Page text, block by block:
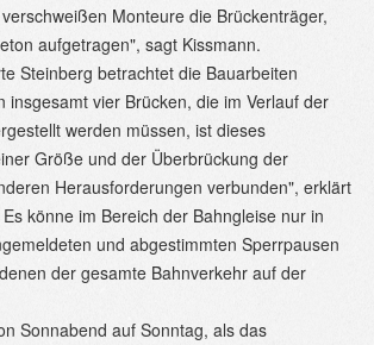
Monteure die Brückenträger,
aufgetragen", sagt Kissmann.
Steinberg betrachtet die Bauarbeiten
insgesamt vier Brücken, die im Verlauf der
werden müssen, ist dieses
Größe und der Überbrückung der
Herausforderungen verbunden", erklärt
könne im Bereich der Bahngleise nur in
und abgestimmten Sperrpausen
der gesamte Bahnverkehr auf der
Sonnabend auf Sonntag, als das